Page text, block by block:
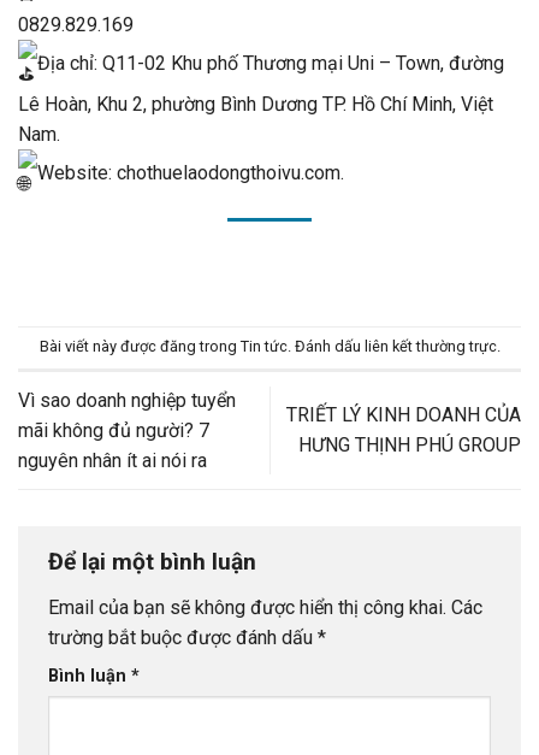
0829.829.169
Địa chỉ: Q11-02 Khu phố Thương mại Uni – Town, đường
Lê Hoàn, Khu 2, phường Bình Dương TP. Hồ Chí Minh, Việt
Nam.
Website: chothuelaodongthoivu.com.
Bài viết này được đăng trong Tin tức. Đánh dấu liên kết thường trực.
Vì sao doanh nghiệp tuyển
mãi không đủ người? 7
nguyên nhân ít ai nói ra
TRIẾT LÝ KINH DOANH CỦA
HƯNG THỊNH PHÚ GROUP
Để lại một bình luận
Email của bạn sẽ không được hiển thị công khai. Các
trường bắt buộc được đánh dấu *
Bình luận *